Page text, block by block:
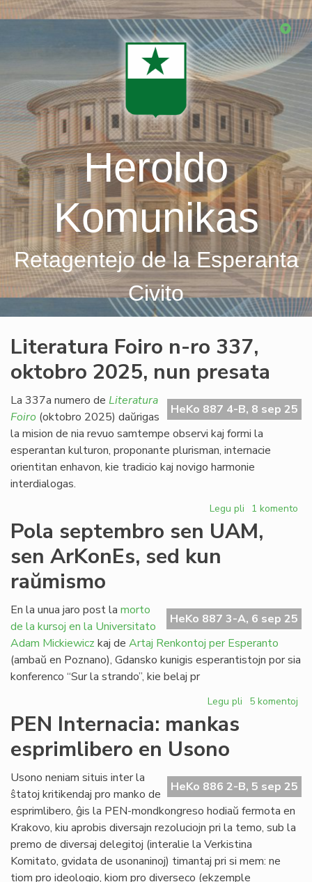
Skip
Heroldo
Komunikas
Retagentejo de la Esperanta
Civito
Literatura Foiro n-ro 337,
oktobro 2025, nun presata
HeKo 887 4-B, 8 sep 25
La 337a numero de Literatura
Foiro (oktobro 2025) daŭrigas
la mision de nia revuo samtempe observi kaj formi la
esperantan kulturon, proponante plurisman, internacie
orientitan enhavon, kie tradicio kaj novigo harmonie
interdialogas.
Legu pli pri
Literatura
Foiro
2025,
nun
presata
1 komento
Pola septembro sen UAM,
sen ArKonEs, sed kun
raŭmismo
HeKo 887 3-A, 6 sep 25
En la unua jaro post la morto
de la kursoj en la Universitato
Adam Mickiewicz kaj de Artaj Renkontoj per Esperanto
(ambaŭ en Poznano), Gdansko kunigis esperantistojn por sia
konferenco “Sur la strando”, kie belaj pr
Legu pli pri
sen
ArKonEs,
sed
kun
raŭmismo
5 komentoj
PEN Internacia: mankas
esprimlibero en Usono
HeKo 886 2-B, 5 sep 25
Usono neniam situis inter la
ŝtatoj kritikendaj pro manko de
esprimlibero, ĝis la PEN-mondkongreso hodiaŭ fermota en
Krakovo, kiu aprobis diversajn rezoluciojn pri la temo, sub la
premo de diversaj delegitoj (interalie la Verkistina
Komitato, gvidata de usonaninoj) timantaj pri si mem: ne
tiom pro ideologio, kiom pro diverseco (ekzemple